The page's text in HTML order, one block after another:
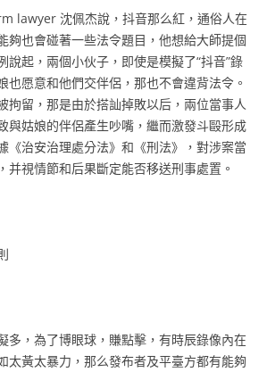
lawyer 沈佩杰說，抖音那么紅，通俗人在
夠也會碰著一些法令題目，他想給大師提個
說起，兩個小伙子，即使是模擬了“抖音”錄
也愿意和他們交伴侶，那也不會違背法令。
拘留，那是由於搭訕掉敗以后，兩位當事人
與姑娘的伴侶產生吵嘴，繼而激發斗毆形成
《治安治理處分法》和《刑法》，對涉案當
并視情節和后果斷定能否移送刑事處置。
多，為了博眼球，賺點擊，有時辰錄像內在
太黃太暴力，那么發布者及平臺方都有能夠